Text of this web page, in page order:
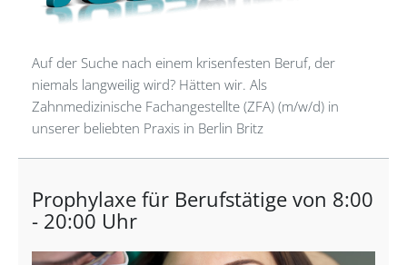
Auf der Suche nach einem krisenfesten Beruf, der
niemals langweilig wird? Hätten wir. Als
Zahnmedizinische Fachangestellte (ZFA) (m/w/d) in
unserer beliebten Praxis in Berlin Britz
Prophylaxe für Berufstätige von 8:00
- 20:00 Uhr